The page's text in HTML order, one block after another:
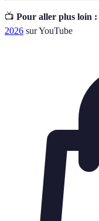
📺 Pour aller plus loin :
2026 sur YouTube